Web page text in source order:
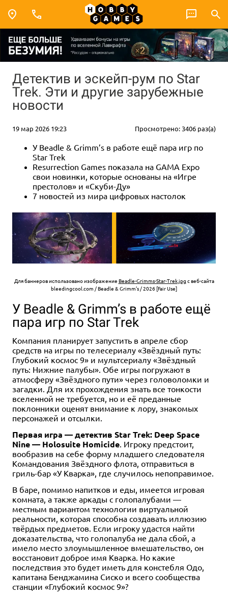
Детектив и эскейп-рум по Star
Trek. Эти и другие зарубежные
новости
19 мар 2026 19:23 Просмотрено: 3406 раз(а)
У Beadle & Grimm’s в работе ещё пара игр по
Star Trek
Resurrection Games показала на GAMA Expo
свои новинки, которые основаны на «Игре
престолов» и «Скуби-Ду»
7 новостей из мира цифровых настолок
Для баннеров использовано изображение Beadle-Grimms-Star-Trek.jpg с веб-сайта
bleedingcool.com / Beadle & Grimm’s / 2026 [Fair Use]
У Beadle & Grimm’s в работе ещё
пара игр по Star Trek
Компания планирует запустить в апреле сбор
средств на игры по телесериалу «Звёздный путь:
Глубокий космос 9» и мультсериалу «Звёздный
путь: Нижние палубы». Обе игры погружают в
атмосферу «Звёздного пути» через головоломки и
загадки. Для их прохождения знать все тонкости
вселенной не требуется, но и её преданные
поклонники оценят внимание к лору, знакомых
персонажей и отсылки.
Первая игра — детектив Star Trek: Deep Space
Nine — Holosuite Homicide. Игроку предстоит,
вообразив на себе форму младшего следователя
Командования Звёздного флота, отправиться в
гриль-бар «У Кварка», где случилось непоправимое.
В баре, помимо напитков и еды, имеется игровая
комната, а также аркады с голопалубами —
местным вариантом технологии виртуальной
реальности, которая способна создавать иллюзию
твёрдых предметов. Если игроку удастся найти
доказательства, что голопалуба не дала сбой, а
имело место злоумышленное вмешательство, он
восстановит доброе имя Кварка. Но какие
последствия это будет иметь для констебля Одо,
капитана Бенджамина Сиско и всего сообщества
станции «Глубокий космос 9»?